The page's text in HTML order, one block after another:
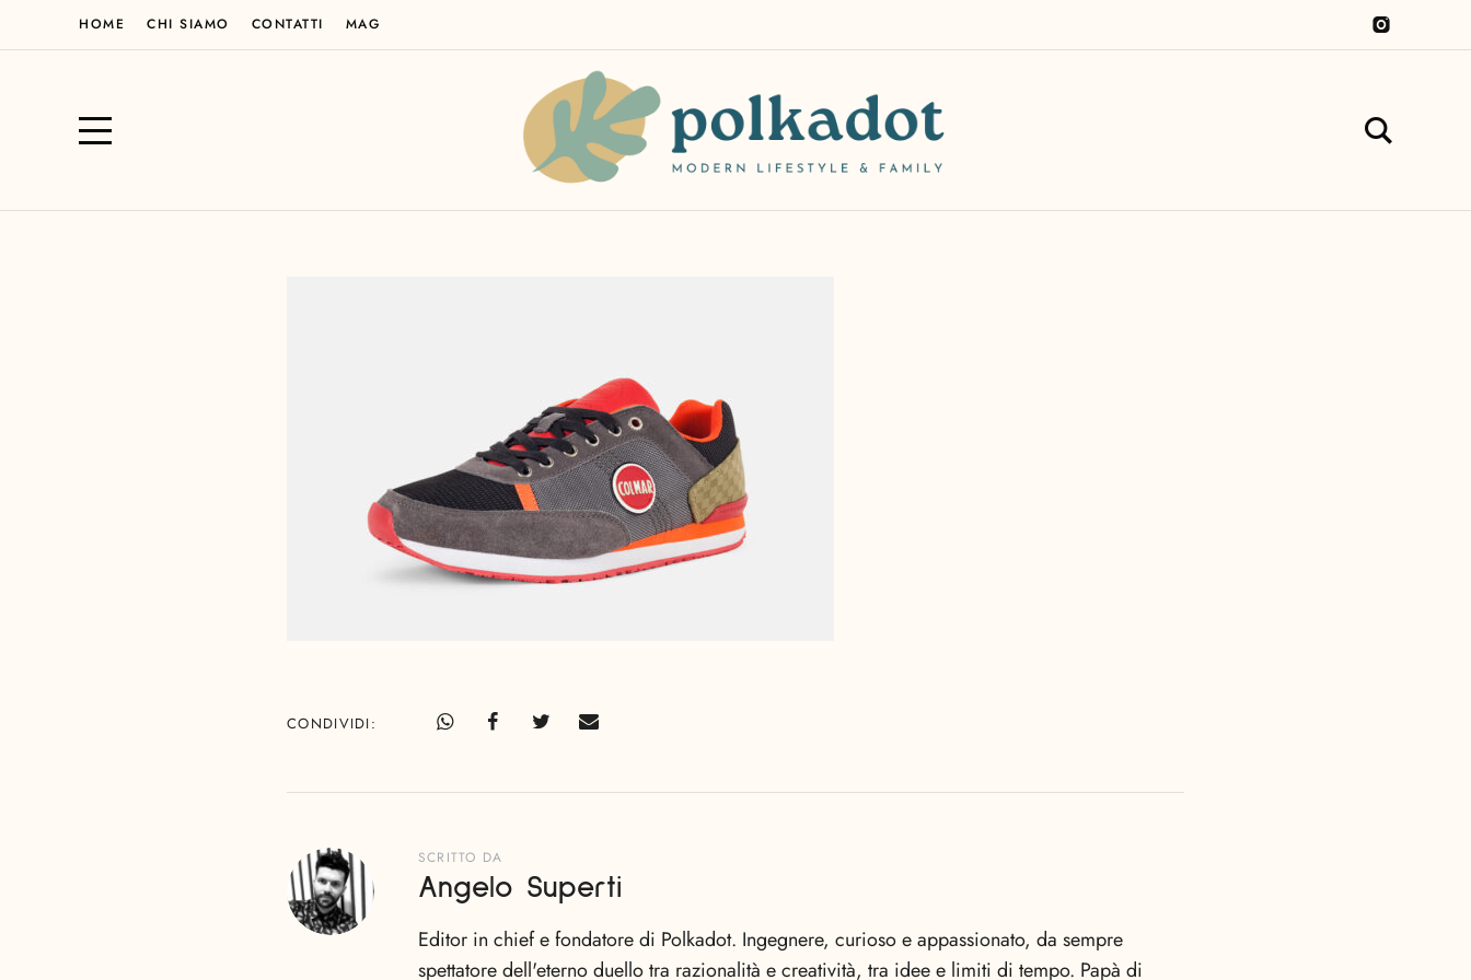
HOME CHI SIAMO CONTATTI MAG
CONDIVIDI
SCRITTO DA
Angelo Superti
Editor in chief e fondatore di Polkadot. Ingegnere, curioso e appassionato, da sempre
spettatore dell'eterno duello tra razionalità e creatività, tra idee e limiti di tempo. Papà di